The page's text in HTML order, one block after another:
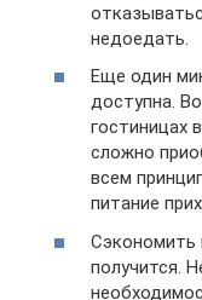
недоедать.
Еще один
доступна.
гостиницах
сложно
всем
питание
Сэкономить
получится.